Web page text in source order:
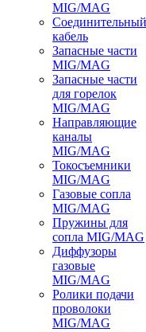
MIG/MAG
Соединительный
кабель
Запасные части
MIG/MAG
Запасные части
для горелок
MIG/MAG
Направляющие
каналы
MIG/MAG
Токосъемники
MIG/MAG
Газовые сопла
MIG/MAG
Пружины для
сопла MIG/MAG
Диффузоры
газовые
MIG/MAG
Ролики подачи
проволоки
MIG/MAG